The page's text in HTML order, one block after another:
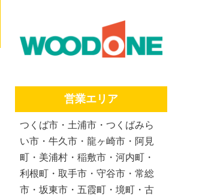
営業エリア
つくば市・土浦市・つくばみら
い市・牛久市・龍ヶ崎市・阿見
町・美浦村・稲敷市・河内町・
利根町・取手市・守谷市・常総
市・坂東市・五霞町・境町・古